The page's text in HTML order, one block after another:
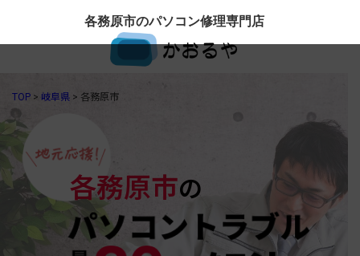
各務原市のパソコン修理専門店
TOP > 岐阜県 > 各務原市
各務原市の